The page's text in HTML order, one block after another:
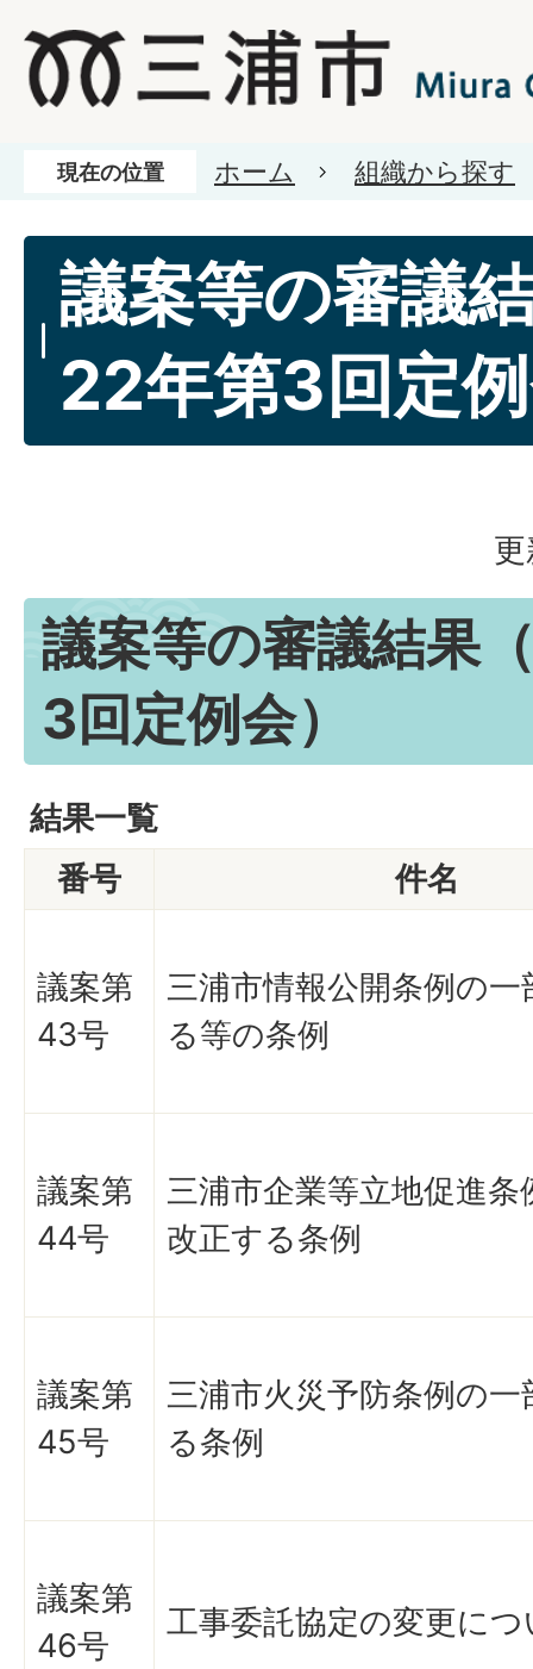
現在の位置 ホーム 組織から探す
議案等の審議
22年第3回定
議案等の審議結果
3回定例会）
結果一覧
番号
件名
議案第
43号
三浦市情報公開条例の
る等の条例
議案第
44号
三浦市企業等立地促進条
改正する条例
議案第
45号
三浦市火災予防条例の
る条例
議案第
46号
工事委託協定の変更に